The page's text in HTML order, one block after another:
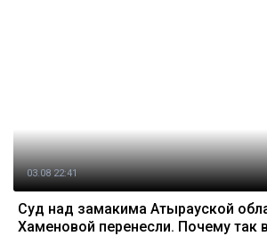
03.08 22:41
Суд над замакима Атырауской
Хаменовой перенесли. Почему так